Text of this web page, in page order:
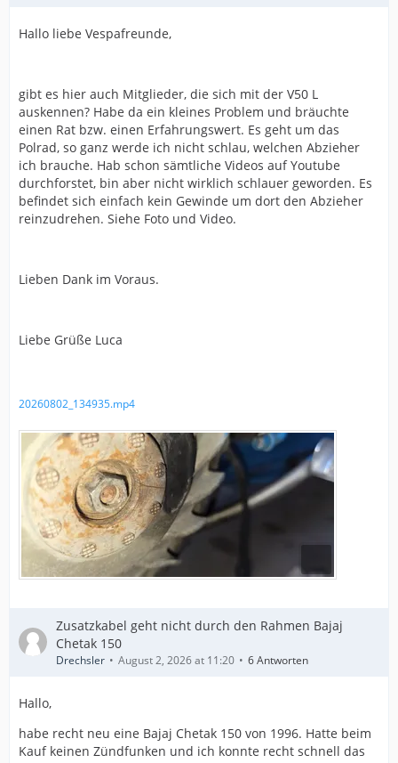
Hallo liebe Vespafreunde,
gibt es hier auch Mitglieder, die sich mit der V50 L
auskennen? Habe da ein kleines Problem und bräuchte
einen Rat bzw. einen Erfahrungswert. Es geht um das
Polrad, so ganz werde ich nicht schlau, welchen Abzieher
ich brauche. Hab schon sämtliche Videos auf Youtube
durchforstet, bin aber nicht wirklich schlauer geworden. Es
befindet sich einfach kein Gewinde um dort den Abzieher
reinzudrehen. Siehe Foto und Video.
Lieben Dank im Voraus.
Liebe Grüße Luca
20260802_134935.mp4
Zusatzkabel geht nicht durch den Rahmen Bajaj
Chetak 150
Drechsler August 2, 2026 at 11:20 6 Antworten
Hallo,
habe recht neu eine Bajaj Chetak 150 von 1996. Hatte beim
Kauf keinen Zündfunken und ich konnte recht schnell das